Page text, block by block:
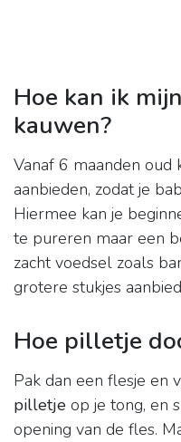
Hoe kan ik
kauwen?
Vanaf 6 maanden oud
aanbieden, zodat je
Hiermee kan je
te pureren maar een
zacht voedsel zoals
grotere stukjes
Hoe pilletje
Pak dan een flesje en
pilletje op je tong, en
opening van de fles.